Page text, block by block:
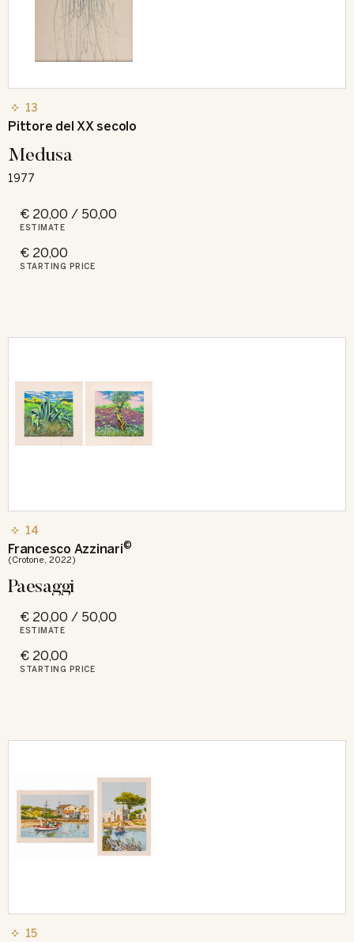
13
Pittore del XX secolo
Medusa
1977
€ 20,00 / 50,00
ESTIMATE
€ 20,00
STARTING PRICE
14
Francesco Azzinari©
(Crotone, 2022)
Paesaggi
€ 20,00 / 50,00
ESTIMATE
€ 20,00
STARTING PRICE
15